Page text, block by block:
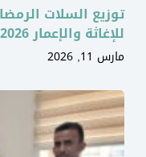
توزيع السلات
للإغاثة والإعمار 2026 م
مارس 11, 2026